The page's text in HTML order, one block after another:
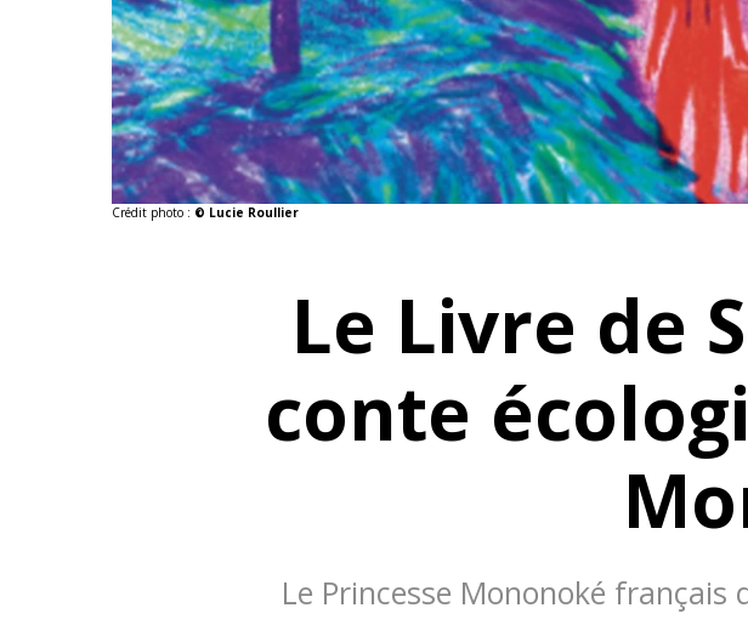
Crédit photo : © Lucie Roullier
Le Livre de
conte
Le Princesse Mononoké